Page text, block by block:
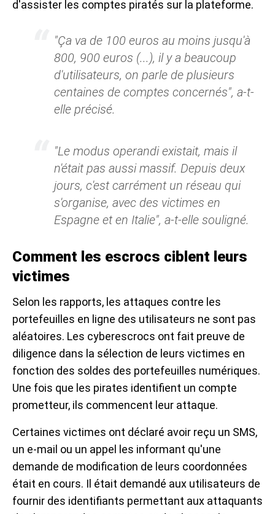
d'assister les comptes piratés sur la plateforme.
"Ça va de 100 euros au moins jusqu'à
800, 900 euros (...), il y a beaucoup
d'utilisateurs, on parle de plusieurs
centaines de comptes concernés", a-t-
elle précisé.
"Le modus operandi existait, mais il
n'était pas aussi massif. Depuis deux
jours, c'est carrément un réseau qui
s'organise, avec des victimes en
Espagne et en Italie", a-t-elle souligné.
Comment les escrocs ciblent leurs
victimes
Selon les rapports, les attaques contre les
portefeuilles en ligne des utilisateurs ne sont pas
aléatoires. Les cyberescrocs ont fait preuve de
diligence dans la sélection de leurs victimes en
fonction des soldes des portefeuilles numériques.
Une fois que les pirates identifient un compte
prometteur, ils commencent leur attaque.
Certaines victimes ont déclaré avoir reçu un SMS,
un e-mail ou un appel les informant qu'une
demande de modification de leurs coordonnées
était en cours. Il était demandé aux utilisateurs de
fournir des identifiants permettant aux attaquants